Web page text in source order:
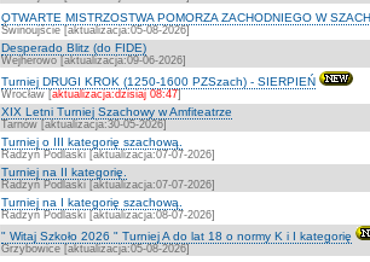
OTWARTE MISTRZOSTWA POMORZA ZACHODNIEGO W
Świnoujście [aktualizacja:05-08-2026]
Desperado Blitz (do FIDE)
Wejherowo [aktualizacja:09-06-2026]
Turniej DRUGI KROK (1250-1600 PZSzach) - SIERPIEŃ
Wrocław [aktualizacja:dzisiaj 08:47]
XIX Letni Turniej Szachowy w Amfiteatrze
Tarnów [aktualizacja:30-05-2026]
Turniej o III kategorię szachową.
Radzyń Podlaski [aktualizacja:07-07-2026]
Turniej na II kategorię.
Radzyń Podlaski [aktualizacja:07-07-2026]
Turniej na I kategorię szachową.
Radzyń Podlaski [aktualizacja:08-07-2026]
" Witaj Szkoło 2026 " Turniej A do lat 18 o normy K i I kategorię
Grzybowice [aktualizacja:05-08-2026]